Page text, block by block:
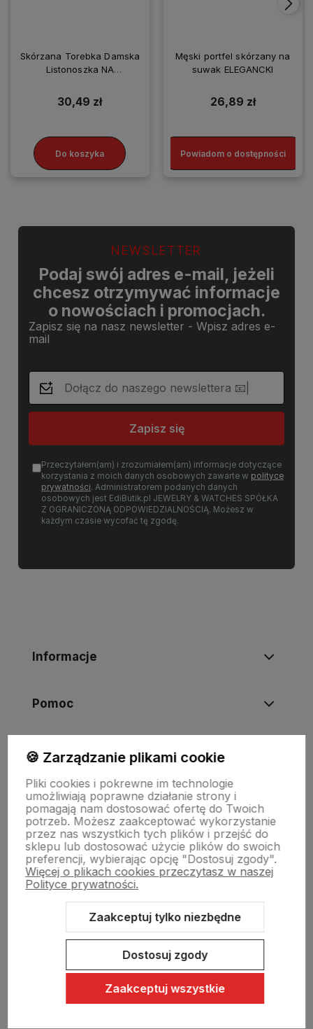
Skórzana Torebka Damska
Listonoszka NA
30,49 zł
Do koszyka
Męski portfel skórzany na
suwak ELEGANCKI
26,89 zł
Powiadom o dostępności
NEWSLETTER
Podaj swój adres e-mail, jeżeli
chcesz otrzymywać informacje
o nowościach i promocjach.
Zapisz się na nasz newsletter - Wpisz adres e-
mail
Zapisz się
Przeczytałem(am) i zrozumiałem(am) informacje dotyczące
korzystania z moich danych osobowych zawarte w polityce
prywatności. Administratorem podanych danych
osobowych jest EdiButik.pl JEWELRY & WATCHES SPÓŁKA
Z OGRANICZONĄ ODPOWIEDZIALNOŚCIĄ. Możesz w
każdym czasie wycofać tę zgodę.
Informacje
Pomoc
Moje konto
Swiat Edibutik
Sklep internetowy Shoper Premium
Szablon Shoper Modern 3.0™
🍪 Zarządzanie plikami cookie
Pliki cookies i pokrewne im technologie
umożliwiają poprawne działanie strony i
pomagają nam dostosować ofertę do Twoich
potrzeb. Możesz zaakceptować wykorzystanie
przez nas wszystkich tych plików i przejść do
sklepu lub dostosować użycie plików do swoich
preferencji, wybierając opcję "Dostosuj zgody".
Więcej o plikach cookies przeczytasz w naszej
Polityce prywatności.
Zaakceptuj tylko niezbędne
Dostosuj zgody
Zaakceptuj wszystkie